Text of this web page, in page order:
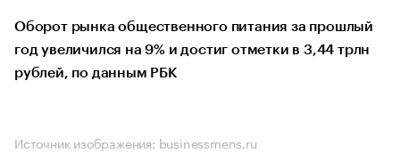
Оборот рынка общественного питания за прошлый
год увеличился на 9% и достиг отметки в 3,44 трлн
рублей, по данным РБК
Источник изображения: businessmens.ru